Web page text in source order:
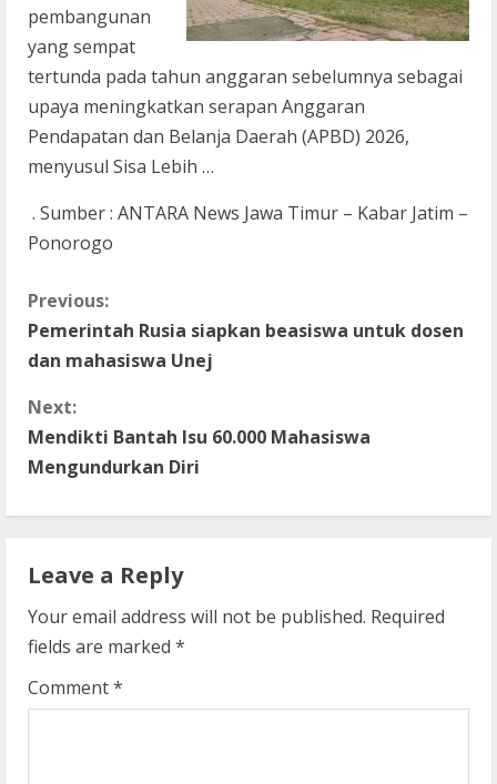
pembangunan
yang sempat
tertunda pada tahun anggaran sebelumnya sebagai
upaya meningkatkan serapan Anggaran
Pendapatan dan Belanja Daerah (APBD) 2026,
menyusul Sisa Lebih …
. Sumber : ANTARA News Jawa Timur – Kabar Jatim –
Ponorogo
C
o
n
t
u
e
R
Previous:
Pemerintah Rusia siapkan beasiswa untuk dosen
dan mahasiswa Unej
Next:
Mendikti Bantah Isu 60.000 Mahasiswa
Mengundurkan Diri
Leave a Reply
Your email address will not be published. Required
fields are marked *
Comment*